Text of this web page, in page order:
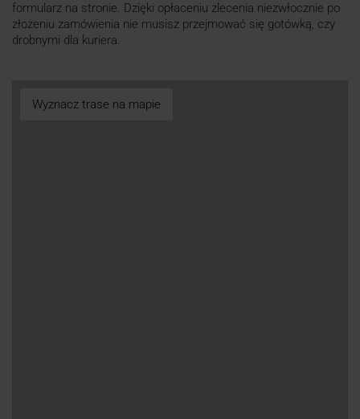
formularz na stronie. Dzięki opłaceniu zlecenia niezwłocznie po
złożeniu zamówienia nie musisz przejmować się gotówką, czy
drobnymi dla kuriera.
Wyznacz trase na mapie